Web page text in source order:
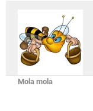
Mola mola